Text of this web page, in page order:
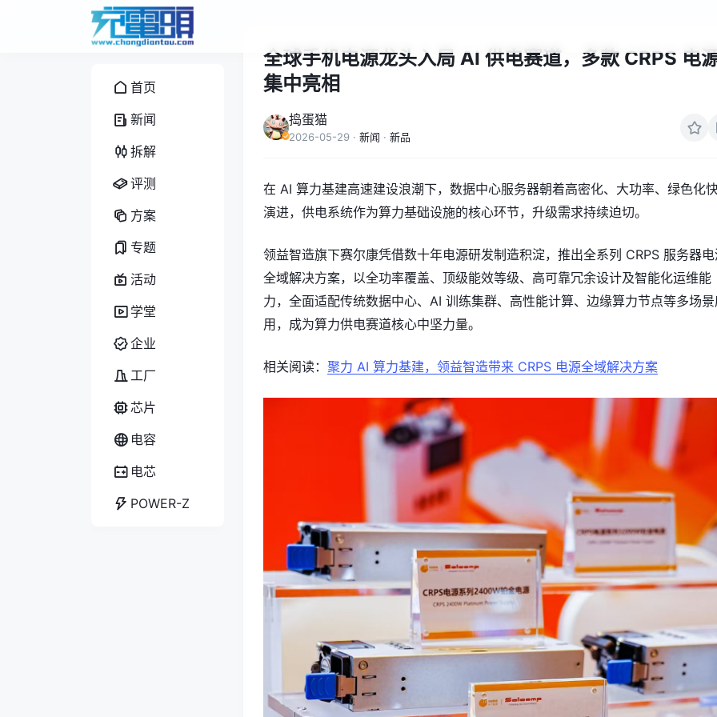
首页
新闻
拆解
评测
方案
专题
活动
学堂
企业
工厂
芯片
电容
电芯
POWER-Z
全球手机电源龙头入局 AI 供电赛道，多款 CRPS 电
集中亮相
捣蛋猫
2026-05-29 · 新闻 · 新品
在 AI 算力基建高速建设浪潮下，数据中心服务器朝着高密化、大功率、绿色化
演进，供电系统作为算力基础设施的核心环节，升级需求持续迫切。
领益智造旗下赛尔康凭借数十年电源研发制造积淀，推出全系列 CRPS 服务器
全域解决方案，以全功率覆盖、顶级能效等级、高可靠冗余设计及智能化运维能
力，全面适配传统数据中心、AI 训练集群、高性能计算、边缘算力节点等多场
用，成为算力供电赛道核心中坚力量。
相关阅读： 聚力 AI 算力基建，领益智造带来 CRPS 电源全域解决方案